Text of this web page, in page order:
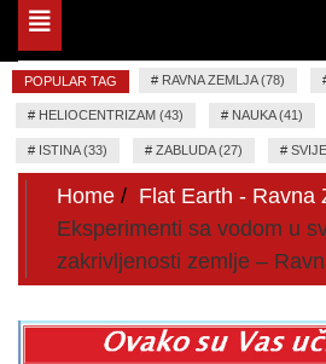
Toggle
navigation
POPULAR TAG # RAVNA ZEMLJA (78)
# HELIOCENTRIZAM (43) # NAUKA (41)
# ISTINA (33) # ZABLUDA (27) #
Home
Flat Earth - Ravna
Eksperimenti sa vodom u
zakrivljenosti zemlje –